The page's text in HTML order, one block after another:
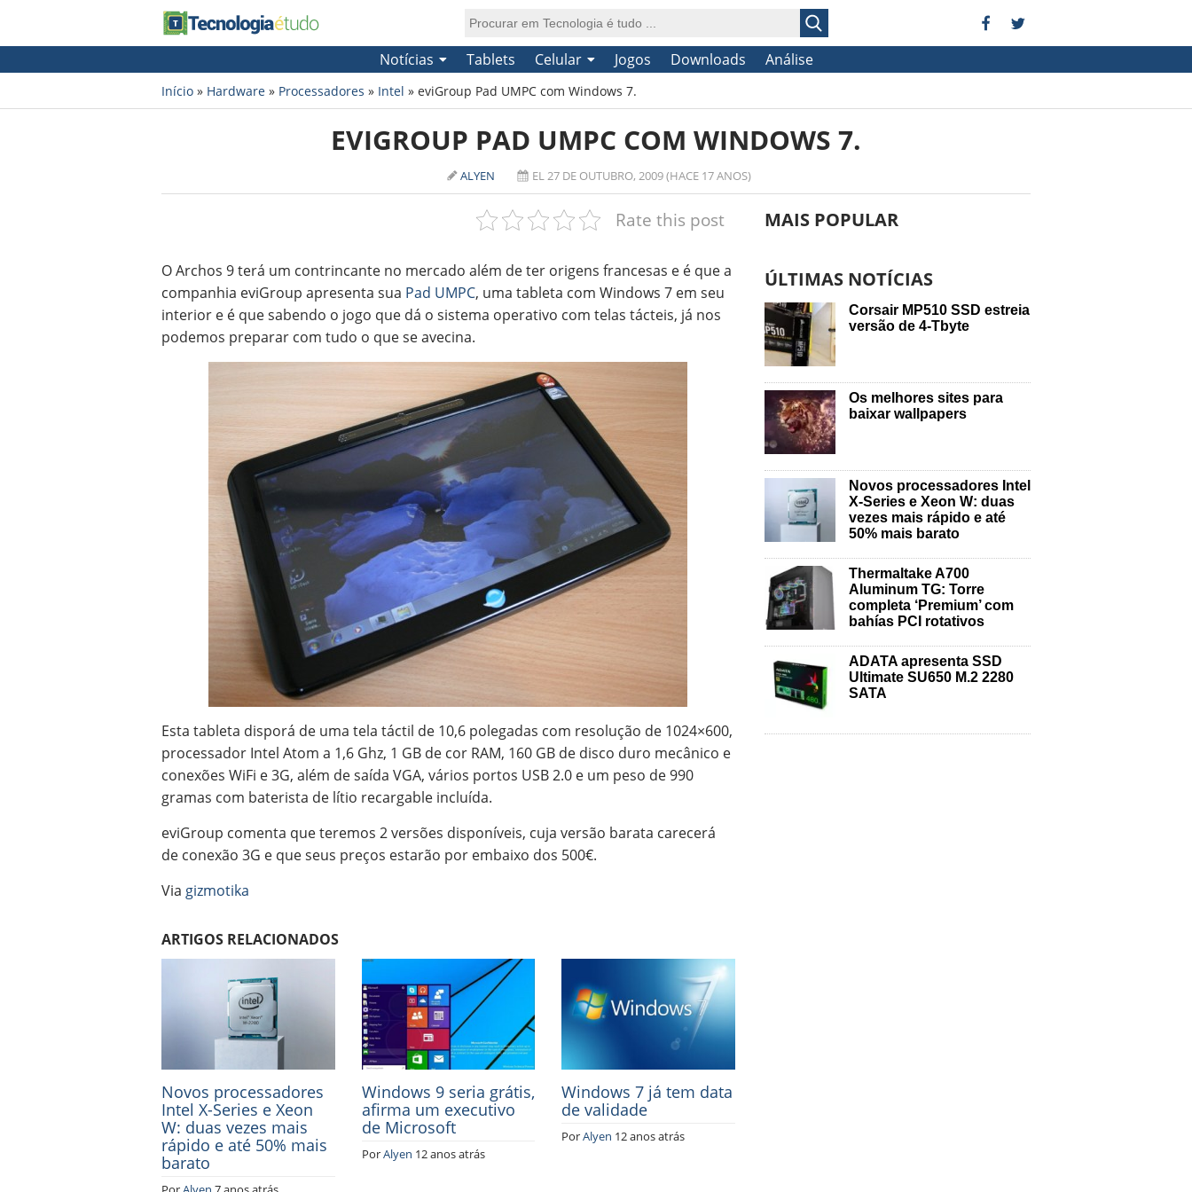
Notícias Tablets Celular Jogos Downloads Análise
Início » Hardware » Processadores » Intel » eviGroup Pad UMPC com Windows 7.
EVIGROUP PAD UMPC COM WINDOWS 7.
ALYEN EL 27 DE OUTUBRO, 2009 (HACE 17 ANOS)
Rate this post
O Archos 9 terá um contrincante no mercado além de ter origens francesas e é que a
companhia eviGroup apresenta sua Pad UMPC, uma tableta com Windows 7 em seu
interior e é que sabendo o jogo que dá o sistema operativo com telas tácteis, já nos
podemos preparar com tudo o que se avecina.
Esta tableta disporá de uma tela táctil de 10,6 polegadas com resolução de 1024×600,
processador Intel Atom a 1,6 Ghz, 1 GB de cor RAM, 160 GB de disco duro mecânico e
conexões WiFi e 3G, além de saída VGA, vários portos USB 2.0 e um peso de 990
gramas com baterista de lítio recargable incluída.
eviGroup comenta que teremos 2 versões disponíveis, cuja versão barata carecerá
de conexão 3G e que seus preços estarão por embaixo dos 500€.
Via gizmotika
ARTIGOS RELACIONADOS
Novos processadores
Intel X-Series e Xeon
W: duas vezes mais
rápido e até 50% mais
barato
Windows 9 seria grátis,
afirma um executivo
de Microsoft
PorAlyen 12 anos atrás
Windows 7 já tem data
de validade
PorAlyen 12 anos atrás
MAIS POPULAR
ÚLTIMAS NOTÍCIAS
Corsair MP510 SSD estreia
versão de 4-Tbyte
Os melhores sites para
baixar wallpapers
Novos processadores Intel
X-Series e Xeon W: duas
vezes mais rápido e até
50% mais barato
Thermaltake A700
Aluminum TG: Torre
completa ‘Premium’ com
bahías PCI rotativos
ADATA apresenta SSD
Ultimate SU650 M.2 2280
SATA